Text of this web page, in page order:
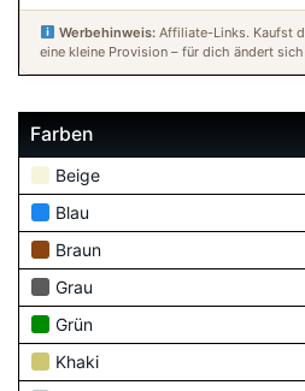
Werbehinweis:Affiliate-Links. Kaufst
eine kleine Provision – für dich ändert
Farben
Beige
Blau
Braun
Grau
Grün
Khaki